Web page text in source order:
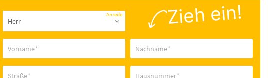
Zieh ein!
Anrede
Vorname* Nachname*
Straße* Hausnummer*